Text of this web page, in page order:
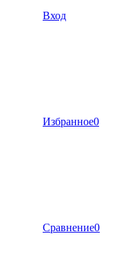
Вход
Избранное0
Сравнение0